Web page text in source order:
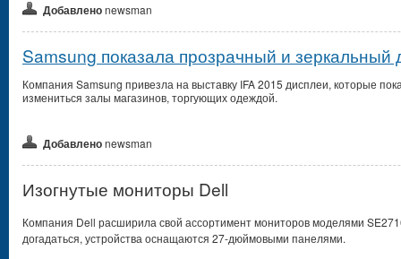
Добавленоnewsman
Samsung показала прозрачный и зеркальный
Компания Samsung привезла на выставку IFA 2015 дисплеи, которые
измениться залы магазинов, торгующих одеждой.
Добавленоnewsman
Изогнутые мониторы Dell
Компания Dell расширила свой ассортимент мониторов моделями
догадаться, устройства оснащаются 27-дюймовыми панелями.